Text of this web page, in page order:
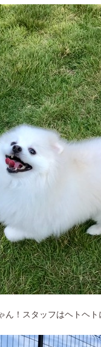
ん！スタッフはヘトヘ